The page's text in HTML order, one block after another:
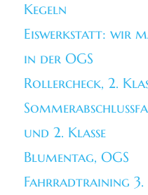
Kegeln
Eiswerkstatt: wir
in der OGS
Rollercheck, 2.
und 2. Klasse
Blumentag, OGS
Fahrradtraining 3.